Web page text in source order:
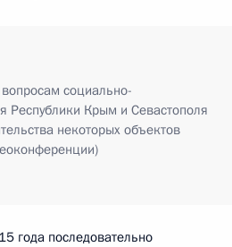
социально-
Республики Крым и Севастополя
некоторых объектов
года последовательно